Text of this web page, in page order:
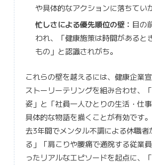
や具体的なアクションに落ちてい
忙しさによる優先順位の壁： 目の
われ、「健康施策は時間があると
もの」と認識されがち。
これらの壁を越えるには、健康企業
ストーリーテリングを組み合わせ、
姿」と「社員一人ひとりの生活・仕
具体的な物語を描くことが有効です
去3年間でメンタル不調による休職者
る」「肩こりや腰痛で通院する従業
ったリアルなエピソードを起点に、